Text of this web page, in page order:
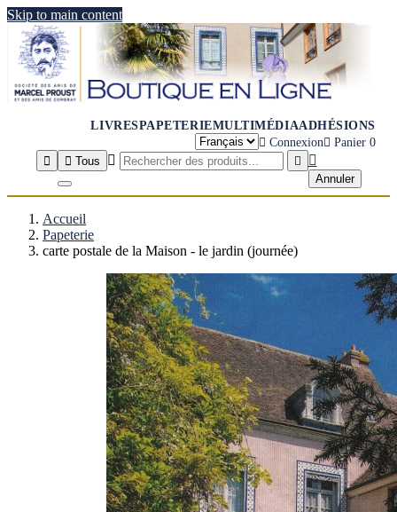
Skip to main content
LIVRESPAPETERIEMULTIMÉDIAADHÉSIONS
 Connexion Panier 0

 Tous   
Annuler
Accueil
Papeterie
carte postale de la Maison - le jardin (journée)